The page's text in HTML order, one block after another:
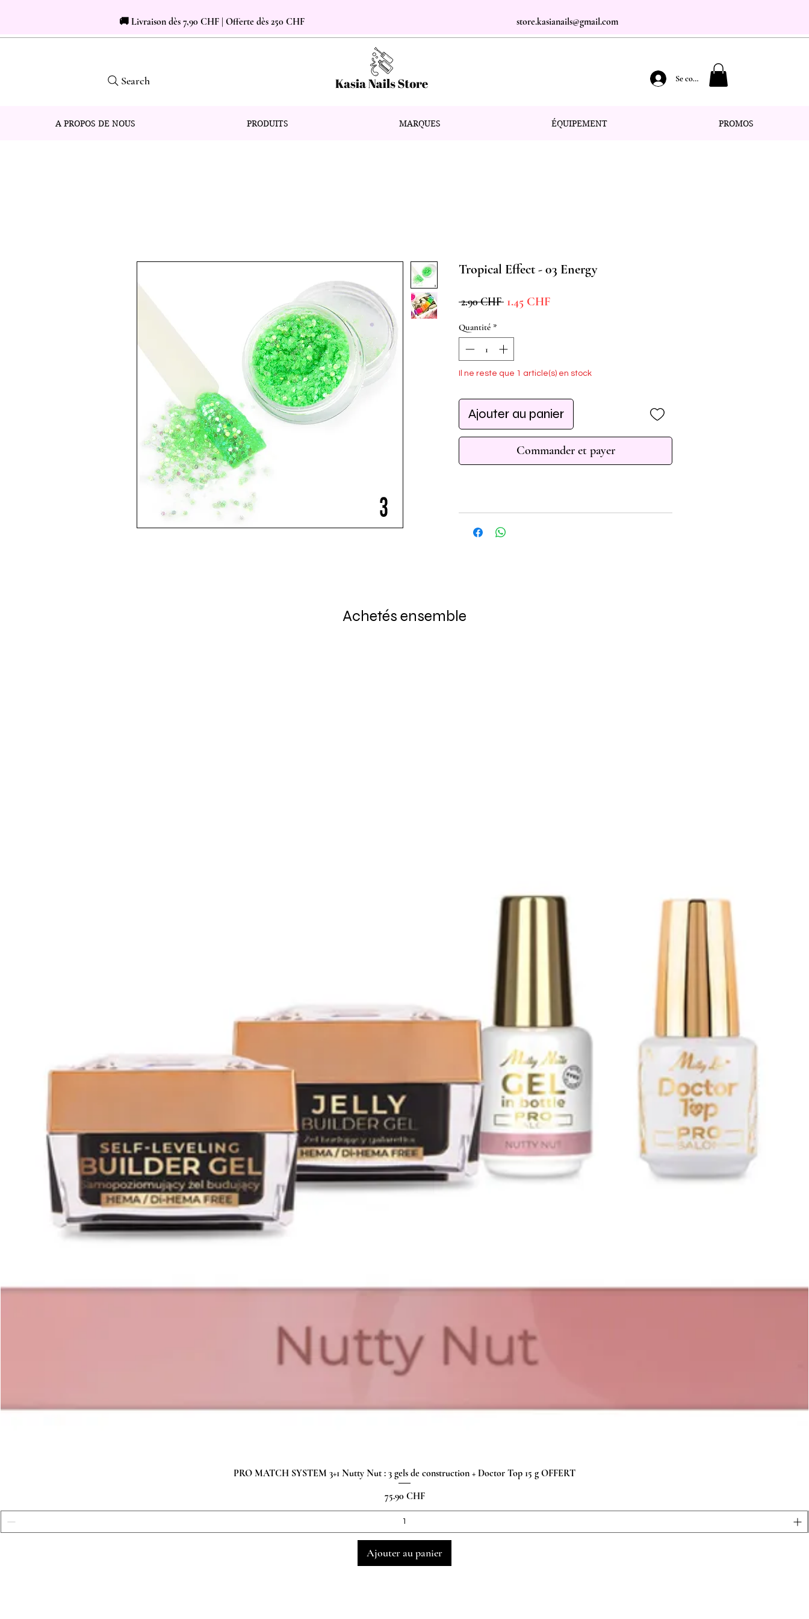
🚚 Livraison dès 7,90 CHF | Offerte dès 250 CHF store.kasianails@gmail.com
Search Se connecter
A PROPOS DE NOUS PRODUITS MARQUES ÉQUIPEMENT PROMOS
Tropical Effect - 03 Energy
2.90 CHF Prix
1.45 CHFPrix
Quantité *
Il ne reste que 1 article(s) en stock
Ajouter au panier
Commander et payer
Achetés ensemble
Aperçu rapide
PRO MATCH SYSTEM 3+1 Nutty Nut : 3 gels de construction + Doctor Top 15 g OFFERT
Prix
75.90 CHF
Ajouter au panier